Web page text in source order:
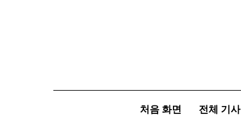
처음 화면 전체 기사